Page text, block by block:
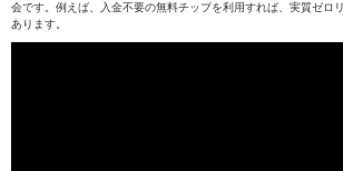
会です。例えば、入金不要の無料チップを利用すれば、実質ゼロ
あります。